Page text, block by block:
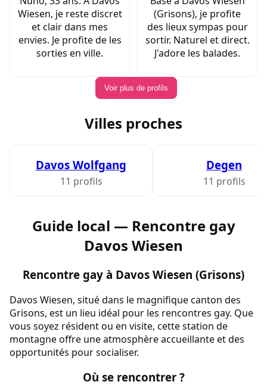
Wiesen, je reste discret
et clair dans mes
envies. Je profite de les
sorties en ville.
(Grisons), je profite
des lieux sympas pour
sortir. Naturel et direct.
J'adore les balades.
Voir plus de profils
Villes proches
Davos Wolfgang
11 profils
Degen
11 profils
Guide local — Rencontre gay
Davos Wiesen
Rencontre gay à Davos Wiesen (Grisons)
Davos Wiesen, situé dans le magnifique canton des
Grisons, est un lieu idéal pour les rencontres gay. Que
vous soyez résident ou en visite, cette station de
montagne offre une atmosphère accueillante et des
opportunités pour socialiser.
Où se rencontrer ?